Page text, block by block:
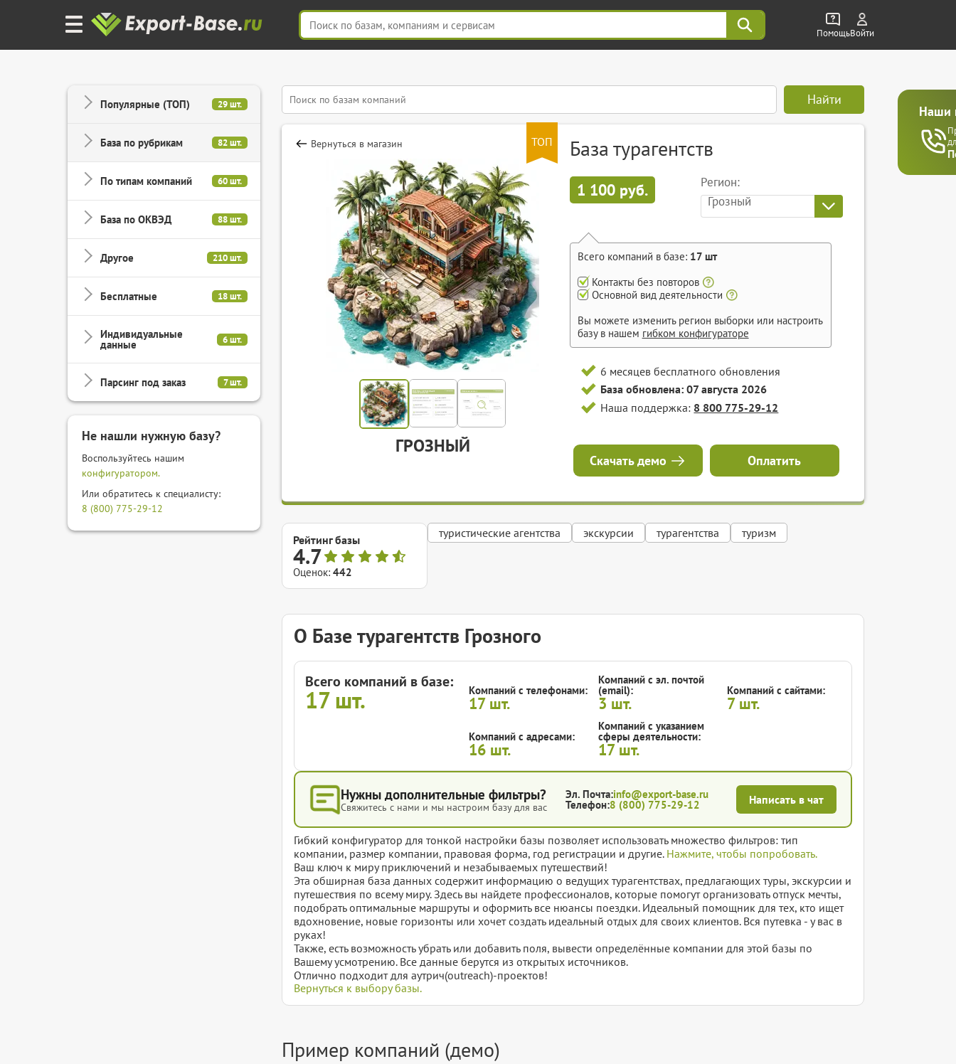
ПомощьВойти
Наши
Популярные (ТОП) 29 шт.
База по рубрикам 82 шт.
По типам компаний 60 шт.
База по ОКВЭД 88 шт.
Другое 210 шт.
Бесплатные 18 шт.
Индивидуальные
данные 6 шт.
Парсинг под заказ 7 шт.
Не нашли нужную базу?
Воспользуйтесь нашим
конфигуратором.
Или обратитесь к специалисту:
8 (800) 775-29-12
Найти
ТОП
Вернуться в магазин
ГРОЗНЫЙ
База турагентств
1 100 руб.
Регион:
Грозный
Всего компаний в базе: 17шт
Контакты без повторов
Основной вид деятельности
Вы можете изменить регион выборки или настроить
базу в нашем гибком конфигураторе
6 месяцев бесплатного обновления
База обновлена: 07 августа 2026
Наша поддержка: 8 800 775-29-12
Скачать демо Оплатить
Рейтинг базы
4.7
Оценок:442
туристические агентства экскурсии турагентства туризм
О Базе турагентств Грозного
Всего компаний в базе:
17шт. Компаний с телефонами:
17 шт.
Компаний с эл. почтой
(email):
3 шт.
Компаний с сайтами:
7 шт.
Компаний с адресами:
16 шт.
Компаний с указанием
сферы деятельности:
17 шт.
Нужны дополнительные фильтры?
Свяжитесь с нами и мы настроим базу для вас
Эл. Почта:info@export-base.ru
Телефон:8 (800) 775-29-12 Написать в чат
Гибкий конфигуратор для тонкой настройки базы позволяет использовать множество фильтров: тип
компании, размер компании, правовая форма, год регистрации и другие. Нажмите, чтобы попробовать.
Ваш ключ к миру приключений и незабываемых путешествий!
Эта обширная база данных содержит информацию о ведущих турагентствах, предлагающих туры, экскурсии и
путешествия по всему миру. Здесь вы найдете профессионалов, которые помогут организовать отпуск мечты,
подобрать оптимальные маршруты и оформить все нюансы поездки. Идеальный помощник для тех, кто ищет
вдохновение, новые горизонты или хочет создать идеальный отдых для своих клиентов. Вся путевка - у вас в
руках!
Также, есть возможность убрать или добавить поля, вывести определённые компании для этой базы по
Вашему усмотрению. Все данные берутся из открытых источников.
Отлично подходит для аутрич(outreach)-проектов!
Вернуться к выбору базы.
Пример компаний (демо)